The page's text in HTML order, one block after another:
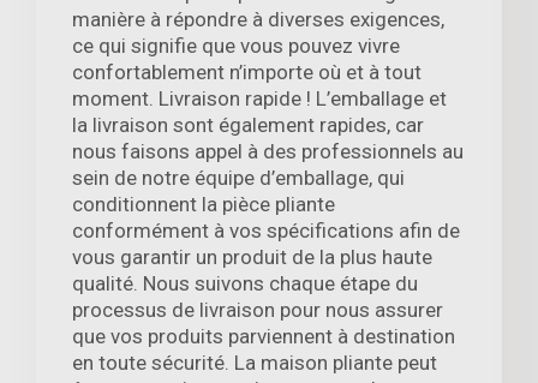
manière à répondre à diverses exigences,
ce qui signifie que vous pouvez vivre
confortablement n’importe où et à tout
moment. Livraison rapide ! L’emballage et
la livraison sont également rapides, car
nous faisons appel à des professionnels au
sein de notre équipe d’emballage, qui
conditionnent la pièce pliante
conformément à vos spécifications afin de
vous garantir un produit de la plus haute
qualité. Nous suivons chaque étape du
processus de livraison pour nous assurer
que vos produits parviennent à destination
en toute sécurité. La maison pliante peut